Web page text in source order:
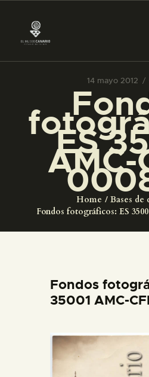
14 mayo 2012
ES
AMC-
Home Bases de
Fondos fotográficos: ES
PREPARAR LA
ACTIVIDADES
█
EL MUSEO
DIDÁCTICA
PREPARAR LA
Fondos
35001 AMC-